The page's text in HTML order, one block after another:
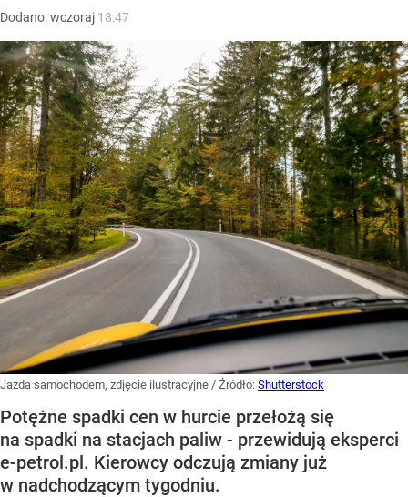
Dodano:wczoraj 18:47
Jazda samochodem, zdjęcie ilustracyjne / Źródło: Shutterstock
Potężne spadki cen w hurcie przełożą się
na spadki na stacjach paliw - przewidują eksperci
e-petrol.pl. Kierowcy odczują zmiany już
w nadchodzącym tygodniu.